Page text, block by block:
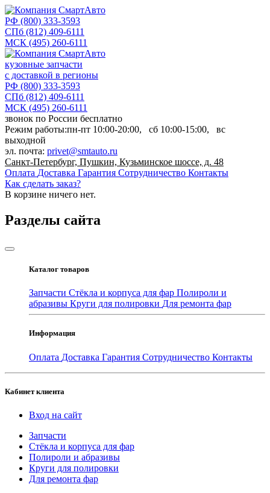
РФ (800) 333-3593
СПб (812) 409-6111
МСК (495) 260-6111
кузовные запчасти
с доставкой в регионы
РФ (800) 333-3593
СПб (812) 409-6111
МСК (495) 260-6111
звонок по России бесплатно
Режим работы:пн-пт 10:00-20:00, сб 10:00-15:00, вс
выходной
эл. почта: privet@smtauto.ru
Санкт-Петербург, Пушкин, Кузьминское шоссе, д. 48
Оплата Доставка Гарантия Сотрудничество Контакты
Как сделать заказ?
В корзине ничего нет.
Разделы сайта
Каталог товаров
Запчасти Стёкла и корпуса для фар Полироли и
абразивы Круги для полировки Для ремонта фар
Информация
Оплата Доставка Гарантия Сотрудничество Контакты
Кабинет клиента
Вход на сайт
Запчасти
Стёкла и корпуса для фар
Полироли и абразивы
Круги для полировки
Для ремонта фар